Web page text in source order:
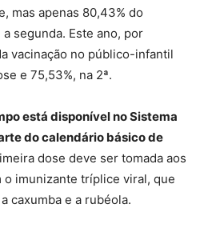
mas apenas 80,43% do
segunda. Este ano, por
vacinação no público-infantil
e 75,53%, na 2ª.
está disponível no Sistema
do calendário básico de
dose deve ser tomada aos
o imunizante tríplice viral, que
caxumba e a rubéola.